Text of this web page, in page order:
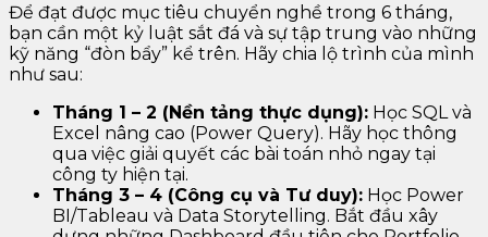
Để đạt được mục tiêu chuyển nghề trong 6 tháng,
bạn cần một kỷ luật sắt đá và sự tập trung vào những
kỹ năng “đòn bẩy” kể trên. Hãy chia lộ trình của mình
như sau:
Tháng 1 – 2 (Nền tảng thực dụng): Học SQL và
Excel nâng cao (Power Query). Hãy học thông
qua việc giải quyết các bài toán nhỏ ngay tại
công ty hiện tại.
Tháng 3 – 4 (Công cụ và Tư duy): Học Power
BI/Tableau và Data Storytelling. Bắt đầu xây